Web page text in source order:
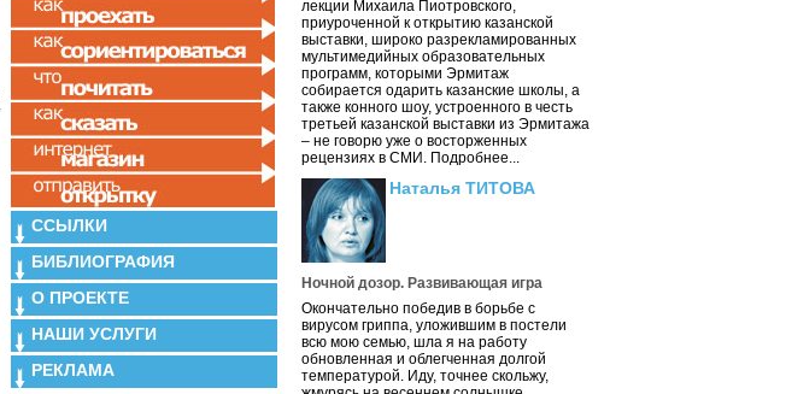
лекции Михаила Пиотровского,
приуроченной к открытию казанской
выставки, широко разрекламированных
мультимедийных образовательных
программ, которыми Эрмитаж
собирается одарить казанские школы, а
также конного шоу, устроенного в честь
третьей казанской выставки из Эрмитажа
– не говорю уже о восторженных
рецензиях в СМИ. Подробнее...
Наталья ТИТОВА
Ночной дозор. Развивающая игра
Окончательно победив в борьбе с
вирусом гриппа, уложившим в постели
всю мою семью, шла я на работу
обновленная и облегченная долгой
температурой. Иду, точнее скольжу,
ССЫЛКИ
БИБЛИОГРАФИЯ
О ПРОЕКТЕ
НАШИ УСЛУГИ
РЕКЛАМА